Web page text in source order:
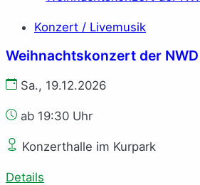
Konzert / Livemusik
Weihnachtskonzert der NWD
Sa., 19.12.2026
ab 19:30 Uhr
Konzerthalle im Kurpark
Details